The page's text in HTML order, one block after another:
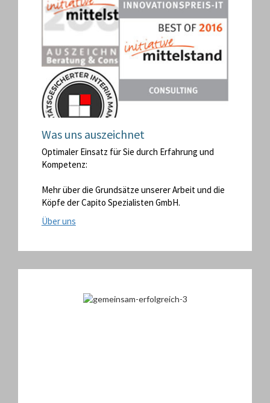
www.unitedinterim.com
Was uns auszeichnet
Optimaler Einsatz für Sie durch Erfahrung und
Kompetenz:
Mehr über die Grundsätze unserer Arbeit und die
Köpfe der Capito Spezialisten GmbH.
Über uns